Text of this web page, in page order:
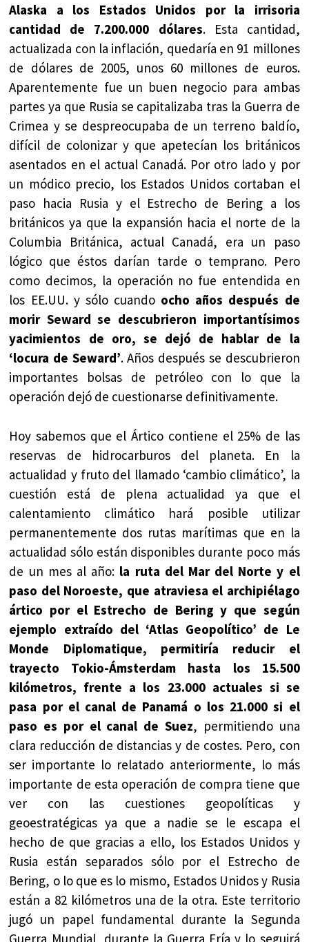
Alaska a los Estados Unidos por la irrisoria
cantidad de 7.200.000 dólares. Esta cantidad,
actualizada con la inflación, quedaría en 91 millones
de dólares de 2005, unos 60 millones de euros.
Aparentemente fue un buen negocio para ambas
partes ya que Rusia se capitalizaba tras la Guerra de
Crimea y se despreocupaba de un terreno baldío,
difícil de colonizar y que apetecían los británicos
asentados en el actual Canadá. Por otro lado y por
un módico precio, los Estados Unidos cortaban el
paso hacia Rusia y el Estrecho de Bering a los
británicos ya que la expansión hacia el norte de la
Columbia Británica, actual Canadá, era un paso
lógico que éstos darían tarde o temprano. Pero
como decimos, la operación no fue entendida en
los EE.UU. y sólo cuando ocho años después de
morir Seward se descubrieron importantísimos
yacimientos de oro, se dejó de hablar de la
‘locura de Seward’. Años después se descubrieron
importantes bolsas de petróleo con lo que la
operación dejó de cuestionarse definitivamente.
Hoy sabemos que el Ártico contiene el 25% de las
reservas de hidrocarburos del planeta. En la
actualidad y fruto del llamado ‘cambio climático’, la
cuestión está de plena actualidad ya que el
calentamiento climático hará posible utilizar
permanentemente dos rutas marítimas que en la
actualidad sólo están disponibles durante poco más
de un mes al año: la ruta del Mar del Norte y el
paso del Noroeste, que atraviesa el archipiélago
ártico por el Estrecho de Bering y que según
ejemplo extraído del ‘Atlas Geopolítico’ de Le
Monde Diplomatique, permitiría reducir el
trayecto Tokio-Ámsterdam hasta los 15.500
kilómetros, frente a los 23.000 actuales si se
pasa por el canal de Panamá o los 21.000 si el
paso es por el canal de Suez, permitiendo una
clara reducción de distancias y de costes. Pero, con
ser importante lo relatado anteriormente, lo más
importante de esta operación de compra tiene que
ver con las cuestiones geopolíticas y
geoestratégicas ya que a nadie se le escapa el
hecho de que gracias a ello, los Estados Unidos y
Rusia están separados sólo por el Estrecho de
Bering, o lo que es lo mismo, Estados Unidos y Rusia
están a 82 kilómetros una de la otra. Este territorio
jugó un papel fundamental durante la Segunda
Guerra Mundial, durante la Guerra Fría y lo seguirá